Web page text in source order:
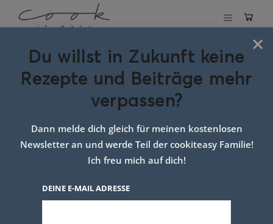
Schlagwort:
alkoholfreier
punsch
×
Du willst in Zukunft keine
Rezepte und Beiträge mehr
verpassen?
Dann melde dich gleich für meinen kostenlosen
Newsletter an und werde Teil der cookiteasy Familie!
Ich freu mich auf dich!
DEINE E-MAIL ADRESSE